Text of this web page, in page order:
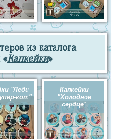
из каталога
«Капкейки»
"Леди
кот"
Капкейки
"Холодное
сердце"